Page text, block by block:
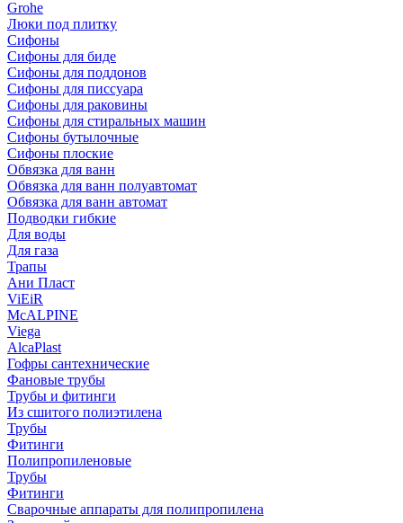
Grohe
Люки под плитку
Сифоны
Сифoны для биде
Сифoны для поддонов
Сифoны для писсуара
Сифоны для раковины
Сифоны для стиральных машин
Сифоны бутылочные
Сифоны плоские
Обвязка для ванн
Обвязка для ванн полуавтомат
Обвязка для ванн автомат
Подводки гибкие
Для воды
Для газа
Трапы
Ани Пласт
ViEiR
McALPINE
Viega
AlcaPlast
Гофры сантехнические
Фановые трубы
Трубы и фитинги
Из сшитого полиэтилена
Трубы
Фитинги
Полипропиленовые
Трубы
Фитинги
Сварочные аппараты для полипропилена